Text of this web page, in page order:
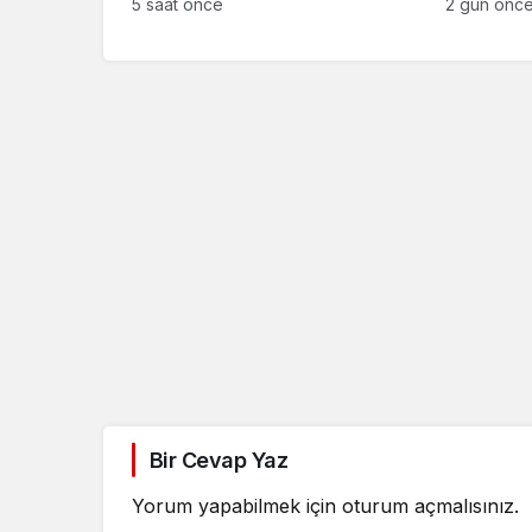
Bir Cevap Yaz
Yorum yapabilmek için oturum açmalısınız.